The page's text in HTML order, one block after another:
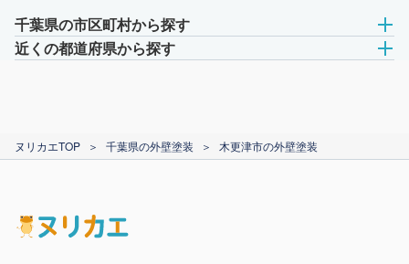
千葉県の市区町村から探す
近くの都道府県から探す
ヌリカエTOP ＞ 千葉県の外壁塗装 ＞ 木更津市の外壁塗装